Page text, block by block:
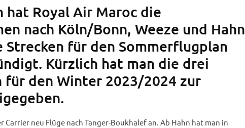
hat Royal Air Maroc die
nach Köln/Bonn, Weeze und Hahn
Strecken für den Sommerflugplan
Kürzlich hat man die drei
für den Winter 2023/2024 zur
neu Flüge nach Tanger-Boukhalef an. Ab Hahn hat man in